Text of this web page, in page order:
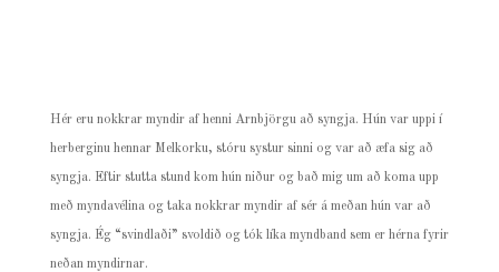
Hér eru nokkrar myndir af henni Arnbjörgu að syngja. Hún var uppi í
herberginu hennar Melkorku, stóru systur sinni og var að æfa sig að
syngja. Eftir stutta stund kom hún niður og bað mig um að koma upp
með myndavélina og taka nokkrar myndir af sér á meðan hún var að
syngja. Ég “svindlaði” svoldið og tók líka myndband sem er hérna fyrir
neðan myndirnar.